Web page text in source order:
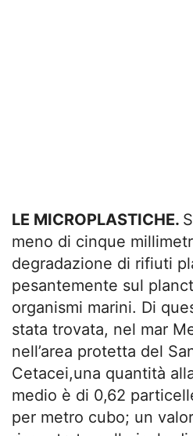
LE MICROPLASTICHE.
meno di cinque
degradazione di rifiuti
pesantemente sul
organismi marini. Di
stata trovata, nel mar
nell’area protetta del
Cetacei,una quantità
medio è di 0,62
per metro cubo; un